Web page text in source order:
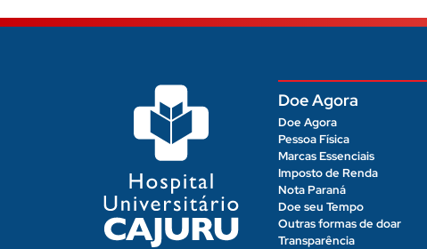
Doe Agora
Doe Agora
Pessoa Física
Marcas Essenciais
Imposto de Renda
Nota Paraná
Doe seu Tempo
Outras formas de doar
Transparência